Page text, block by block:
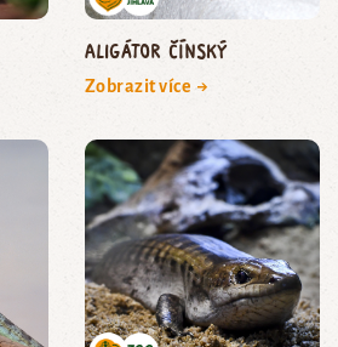
aligátor čínský
Zobrazit více →